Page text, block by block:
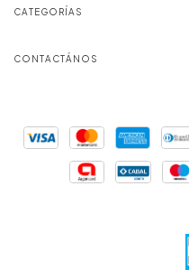
CATEGORÍAS
CONTACTÁNOS